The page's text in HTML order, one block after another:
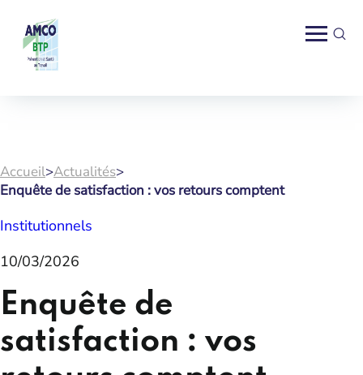
Accueil>Actualités>
Enquête de satisfaction : vos retours comptent
Institutionnels
10/03/2026
Enquête de
satisfaction : vos